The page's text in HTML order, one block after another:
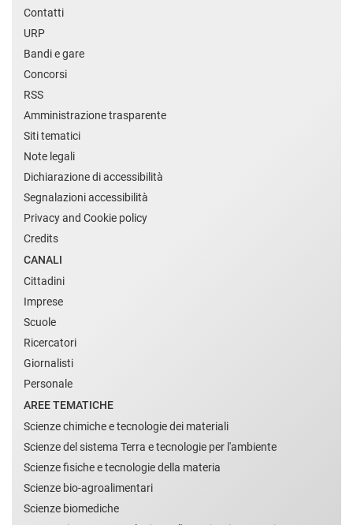
Contatti
URP
Bandi e gare
Concorsi
RSS
Amministrazione trasparente
Siti tematici
Note legali
Dichiarazione di accessibilità
Segnalazioni accessibilità
Privacy and Cookie policy
Credits
CANALI
Cittadini
Imprese
Scuole
Ricercatori
Giornalisti
Personale
AREE TEMATICHE
Scienze chimiche e tecnologie dei materiali
Scienze del sistema Terra e tecnologie per l'ambiente
Scienze fisiche e tecnologie della materia
Scienze bio-agroalimentari
Scienze biomediche